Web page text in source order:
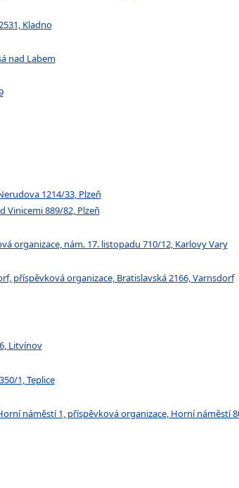
Kladno
nad Labem
1214/33, Plzeň
Vinicemi 889/82, Plzeň
organizace, nám. 17. listopadu 710/12, Karlovy Vary
příspěvková organizace, Bratislavská 2166, Varnsdorf
Litvínov
1, Teplice
náměstí 1, příspěvková organizace, Horní náměstí